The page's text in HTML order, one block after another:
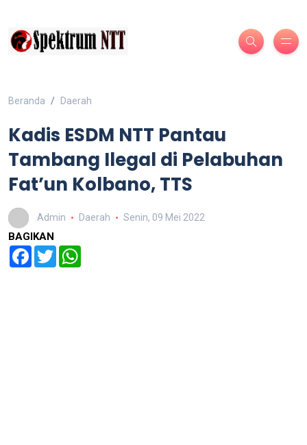
Beranda Daerah
Kadis ESDM NTT Pantau
Tambang Ilegal di Pelabuhan
Fat’un Kolbano, TTS
Admin Daerah Senin, 09 Mei 2022
BAGIKAN
Facebook
Twitter